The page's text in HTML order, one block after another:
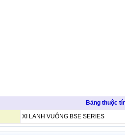
Bảng thuộc
XI LANH VUÔNG BSE SERIES